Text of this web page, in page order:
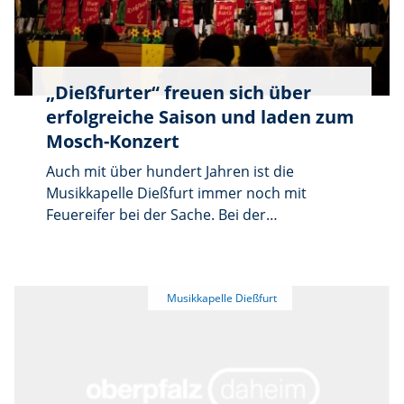
„Dießfurter“ freuen sich über
erfolgreiche Saison und laden zum
Mosch-Konzert
Auch mit über hundert Jahren ist die
Musikkapelle Dießfurt immer noch mit
Feuereifer bei der Sache. Bei der
Bestehen mit zahlreichen musikalischen
Musikkapelle Dießfurt